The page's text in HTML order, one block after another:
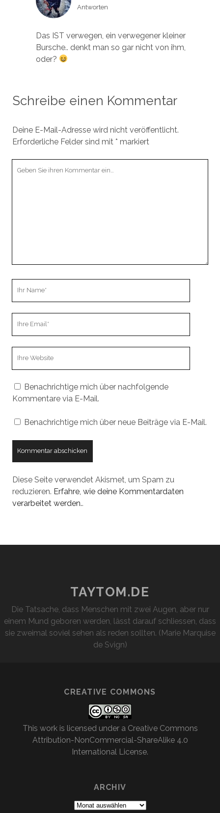
Antworten
Das IST verwegen, ein verwegener kleiner
Bursche.. denkt man so gar nicht von ihm,
oder?
Schreibe einen Kommentar
Deine E-Mail-Adresse wird nicht veröffentlicht.
Erforderliche Felder sind mit * markiert
Benachrichtige mich über nachfolgende
Kommentare via E-Mail.
Benachrichtige mich über neue Beiträge via E-Mail.
Diese Seite verwendet Akismet, um Spam zu
reduzieren. Erfahre, wie deine Kommentardaten
verarbeitet werden..
TAYTOM.DE
Die Tatsache, dass Menschen mit zwei Augen, aber nur
einem Mund geboren werden, lässt darauf schliessen, dass
sie zweimal soviel sehen als reden sollten. (Marie Marquise
de Svign)
CREATIVE COMMONS
This work is licensed under a Creative Commons
Attribution-NonCommercial-ShareAlike 4.0
International License.
ARCHIV
Archiv